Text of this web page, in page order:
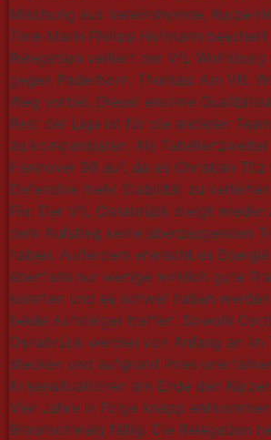
Mischung aus Vereinshymne, Kurze-
Tore-Mann Philipp Hofmann
Relegation verliert der VfL Wolfsburg
gegen Paderborn. Thomas: Am VfL
Weg vorbei. Dieser enorme
Rest der Liga ist für die anderen
zu kompensieren. Als
Hannover 96 auf, da es Christian
Defensive mehr Stabilität zu
Flo: Der VfL Osnabrück steigt wieder
dem Aufstieg keine überzeugenden
haben. Außerdem erwischt es
ebenfalls nur wenige wirklich gute
konnten und es schwer haben
beide Aufsteiger treffen. Sowohl
Osnabrück werden von Anfang an im
stecken und aufgrund ihres
Krisensituationen am Ende den
Vier Jahre in Folge knapp
Braunschweig fällig. Die Relegation